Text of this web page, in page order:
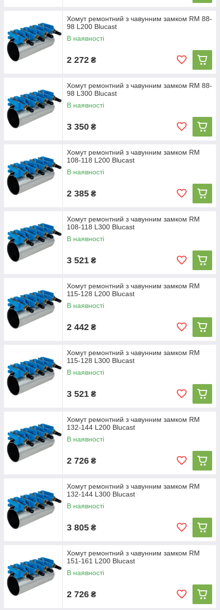
Хомут ремонтний з чавунним замком RM 88-
98 L200 Blucast
В наявності
2 272 ₴
Хомут ремонтний з чавунним замком RM 88-
98 L300 Blucast
В наявності
3 350 ₴
Хомут ремонтний з чавунним замком RM
108-118 L200 Blucast
В наявності
2 385 ₴
Хомут ремонтний з чавунним замком RM
108-118 L300 Blucast
В наявності
3 521 ₴
Хомут ремонтний з чавунним замком RM
115-128 L200 Blucast
В наявності
2 442 ₴
Хомут ремонтний з чавунним замком RM
115-128 L300 Blucast
В наявності
3 521 ₴
Хомут ремонтний з чавунним замком RM
132-144 L200 Blucast
В наявності
2 726 ₴
Хомут ремонтний з чавунним замком RM
132-144 L300 Blucast
В наявності
3 805 ₴
Хомут ремонтний з чавунним замком RM
151-161 L200 Blucast
В наявності
2 726 ₴